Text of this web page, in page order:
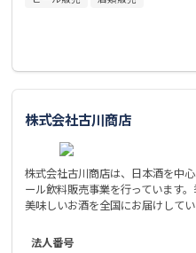
株式会社古川商店
株式会社古川商店は、日本酒を中
ール飲料販売事業を行っています
美味しいお酒を全国にお届けしてい
法人番号